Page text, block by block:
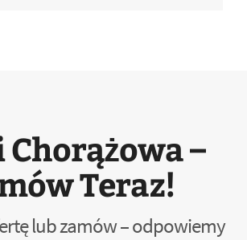
Chorążowa –
Teraz!
lub zamów – odpowiemy